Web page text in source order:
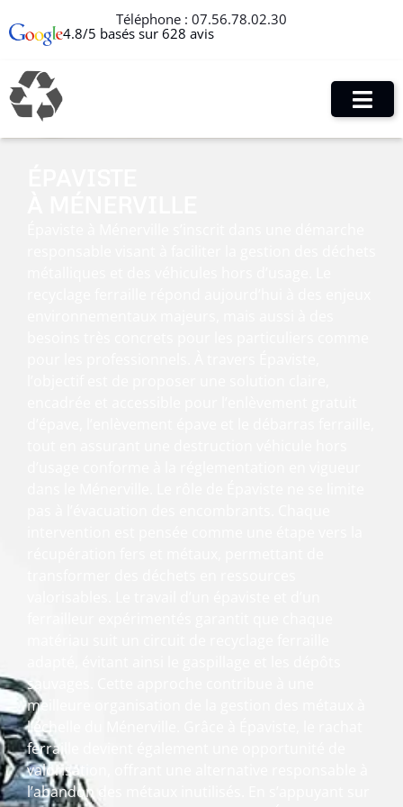
Téléphone : 07.56.78.02.30
4.8/5 basés sur 628 avis
sauvages. Cette approche contribue à une
meilleure organisation de la gestion des métaux à
l’échelle du Ménerville. Grâce à Épaviste, le rachat
ferraille devient également une opportunité de
valorisation, offrant une alternative responsable à
l’abandon des métaux inutilisés. En s’appuyant sur